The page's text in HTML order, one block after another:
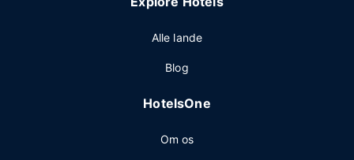
Alle lande
Blog
HotelsOne
Om os